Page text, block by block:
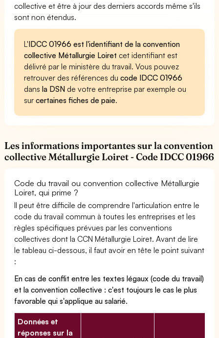
collective et être à jour des derniers accords même s'ils
sont non étendus.
L'IDCC 01966 est l'identifiant de la convention
collective Métallurgie Loiret cet identifiant est
délivré par le ministère du travail. Vous pouvez
retrouver des références ducode IDCC 01966
dansla DSN de votre entreprise par exemple ou
surcertaines fiches de paie.
Les informations importantes sur la convention
collective Métallurgie Loiret - Code IDCC 01966
Code du travail ou convention collective Métallurgie
Loiret, qui prime ?
Il peut être difficile de comprendre l'articulation entre le
code du travail commun à toutes les entreprises et les
règles spécifiques prévues par les conventions
collectives dont la CCN Métallurgie Loiret. Avant de lire
le tableau ci-dessous, il faut avoir en tête le point suivant
:
En cas de conflit entre les textes légaux (code du travail)
et la convention collective : c'est toujours le cas le plus
favorable qui s'applique au salarié.
Données et
réponses sur la